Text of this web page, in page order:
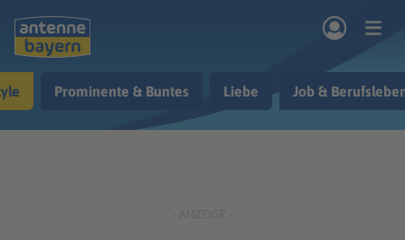
Prominente & Buntes Liebe Job &